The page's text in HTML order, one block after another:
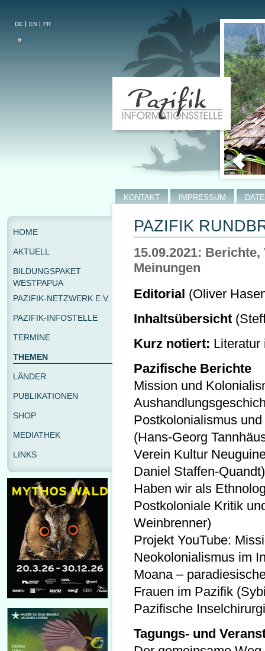
DE EN FR
PAZIFIK
15.09.2021:
Meinungen
Editorial (Oliver
Inhaltsübersicht
Kurz notiert: Literatur
Pazifische Berichte
Mission und
Postkolonialismus
(Hans-Georg
Verein Kultur
Daniel Staffen-Quandt)
Haben wir als
Postkoloniale Kritik
Weinbrenner)
Projekt YouTube:
Neokolonialismus im
Moana –
Frauen im Pazifik
Pazifische
Tagungs- und
KONTAKT IMPRESSUM
HOME
AKTUELL
BILDUNGSPAKET
WESTPAPUA
PAZIFIK-NETZWERK E.V.
PAZIFIK-INFOSTELLE
TERMINE
THEMEN
LÄNDER
PUBLIKATIONEN
SHOP
MEDIATHEK
LINKS